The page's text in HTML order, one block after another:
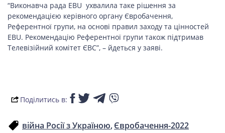
Україною
ГОТУЄМО РАЗОМ
“Виконавча рада EBU ухвалила таке рішення за
рекомендацією керівного органу Євробачення,
Референтної групи, на основі правил заходу та цінностей
EBU. Рекомендацію Референтної групи також підтримав
Телевізійний комітет ЄВС”, – йдеться у заяві.
Поділитись в:
війна Росії з Україною Євробачення-2022